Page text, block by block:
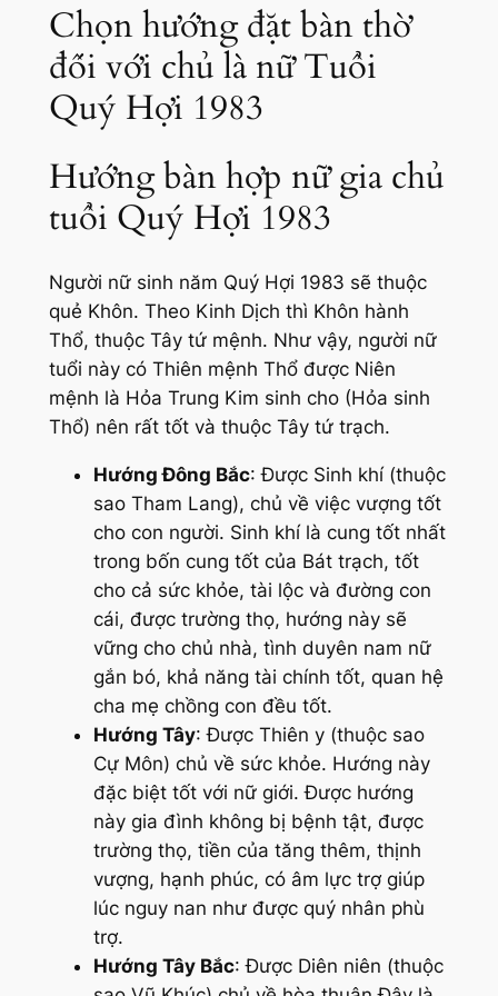
Chọn hướng đặt bàn thờ
đối với chủ là nữ Tuổi
Quý Hợi 1983
Hướng bàn hợp nữ gia chủ
tuổi Quý Hợi 1983
Người nữ sinh năm Quý Hợi 1983 sẽ thuộc
quẻ Khôn. Theo Kinh Dịch thì Khôn hành
Thổ, thuộc Tây tứ mệnh. Như vậy, người nữ
tuổi này có Thiên mệnh Thổ được Niên
mệnh là Hỏa Trung Kim sinh cho (Hỏa sinh
Thổ) nên rất tốt và thuộc Tây tứ trạch.
Hướng Đông Bắc: Được Sinh khí (thuộc
sao Tham Lang), chủ về việc vượng tốt
cho con người. Sinh khí là cung tốt nhất
trong bốn cung tốt của Bát trạch, tốt
cho cả sức khỏe, tài lộc và đường con
cái, được trường thọ, hướng này sẽ
vững cho chủ nhà, tình duyên nam nữ
gắn bó, khả năng tài chính tốt, quan hệ
cha mẹ chồng con đều tốt.
Hướng Tây: Được Thiên y (thuộc sao
Cự Môn) chủ về sức khỏe. Hướng này
đặc biệt tốt với nữ giới. Được hướng
này gia đình không bị bệnh tật, được
trường thọ, tiền của tăng thêm, thịnh
vượng, hạnh phúc, có âm lực trợ giúp
lúc nguy nan như được quý nhân phù
trợ.
Hướng Tây Bắc: Được Diên niên (thuộc